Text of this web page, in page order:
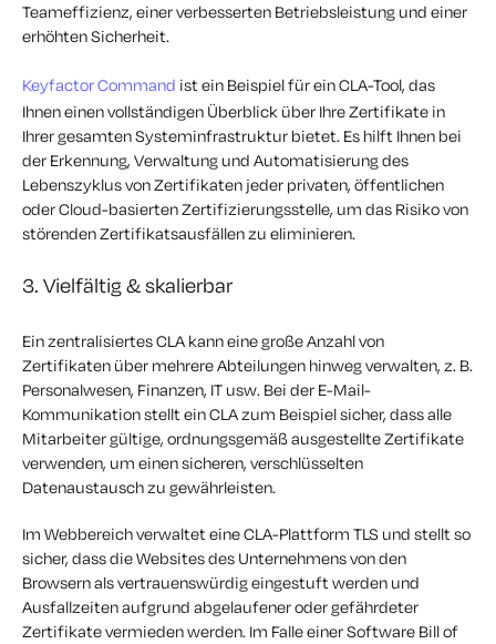
Teameffizienz, einer verbesserten Betriebsleistung und einer
erhöhten Sicherheit.
Keyfactor Command ist ein Beispiel für ein CLA-Tool, das
Ihnen einen vollständigen Überblick über Ihre Zertifikate in
Ihrer gesamten Systeminfrastruktur bietet. Es hilft Ihnen bei
der Erkennung, Verwaltung und Automatisierung des
Lebenszyklus von Zertifikaten jeder privaten, öffentlichen
oder Cloud-basierten Zertifizierungsstelle, um das Risiko von
störenden Zertifikatsausfällen zu eliminieren.
3. Vielfältig & skalierbar
Ein zentralisiertes CLA kann eine große Anzahl von
Zertifikaten über mehrere Abteilungen hinweg verwalten, z. B.
Personalwesen, Finanzen, IT usw. Bei der E-Mail-
Kommunikation stellt ein CLA zum Beispiel sicher, dass alle
Mitarbeiter gültige, ordnungsgemäß ausgestellte Zertifikate
verwenden, um einen sicheren, verschlüsselten
Datenaustausch zu gewährleisten.
Im Webbereich verwaltet eine CLA-Plattform TLS und stellt so
sicher, dass die Websites des Unternehmens von den
Browsern als vertrauenswürdig eingestuft werden und
Ausfallzeiten aufgrund abgelaufener oder gefährdeter
Zertifikate vermieden werden. Im Falle einer Software Bill of